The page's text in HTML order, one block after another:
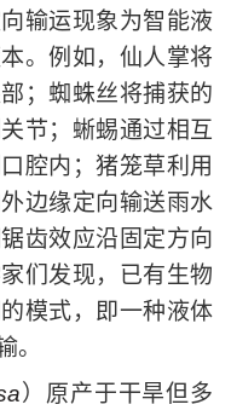
输运现象为智能液
。例如，仙人掌将
；蜘蛛丝将捕获的
节；蜥蜴通过相互
腔内；猪笼草利用
边缘定向输送雨水
齿效应沿固定方向
们发现，已有生物
模式，即一种液体
。
）原产于干旱但多